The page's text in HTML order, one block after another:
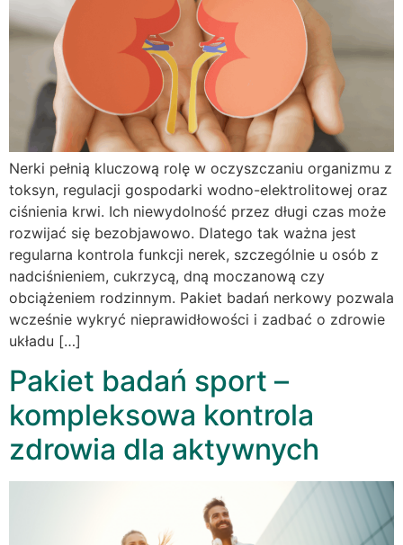
Nerki pełnią kluczową rolę w oczyszczaniu organizmu z
toksyn, regulacji gospodarki wodno-elektrolitowej oraz
ciśnienia krwi. Ich niewydolność przez długi czas może
rozwijać się bezobjawowo. Dlatego tak ważna jest
regularna kontrola funkcji nerek, szczególnie u osób z
nadciśnieniem, cukrzycą, dną moczanową czy
obciążeniem rodzinnym. Pakiet badań nerkowy pozwala
wcześnie wykryć nieprawidłowości i zadbać o zdrowie
układu […]
Pakiet badań sport –
kompleksowa kontrola
zdrowia dla aktywnych